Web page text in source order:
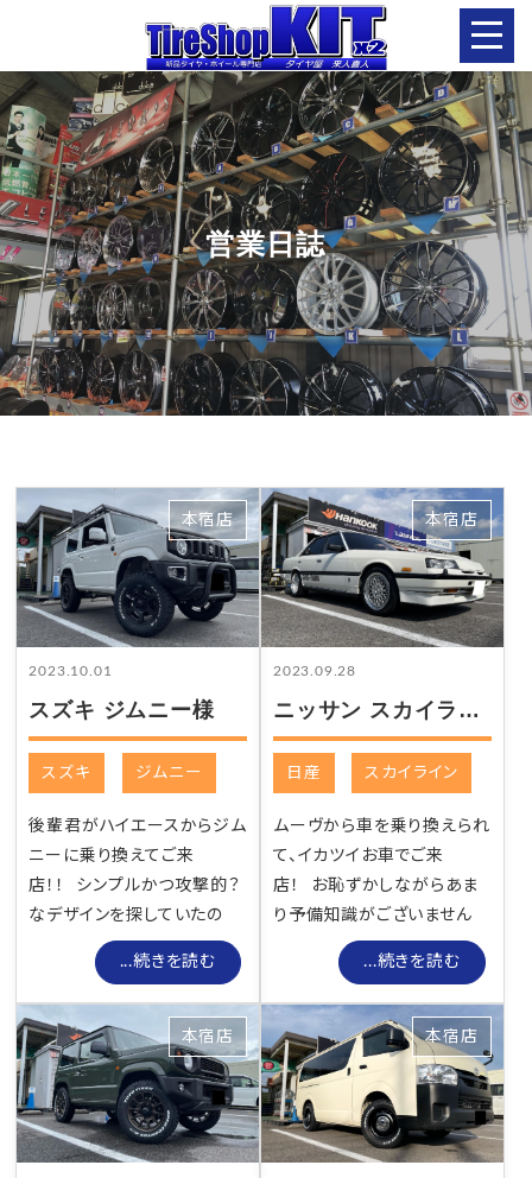
営業日誌
2023.10.01
スズキ ジムニー様
本宿店
スズキ ジムニー
後輩君がハイエースからジム
ニーに乗り換えてご来
店！！ シンプルかつ攻撃的？
なデザインを探していたの
...続きを読む
2023.09.28
ニッサン スカイライン様
本宿店
日産 スカイライン
ムーヴから車を乗り換えられ
て、イカツイお車でご来
店！ お恥ずかしながらあま
り予備知識がございません
...続きを読む
本宿店 本宿店